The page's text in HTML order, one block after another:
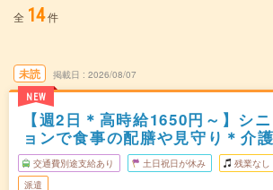
全 14件
未読
NEW
掲載日 2026/08/07
【週2日＊高時給1650円～】シ
ョンで食事の配膳や見守り＊介護
交通費別途支給あり 土日祝日が休み 残業なし
派遣